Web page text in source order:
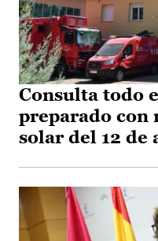
Consulta todo
preparado con
solar del 12 de